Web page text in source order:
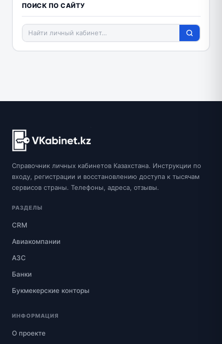
ПОИСК ПО САЙТУ
Справочник личных кабинетов Казахстана. Инструкции по
входу, регистрации и восстановлению доступа к тысячам
сервисов страны. Телефоны, адреса, отзывы.
РАЗДЕЛЫ
CRM
Авиакомпании
АЗС
Банки
Букмекерские конторы
ИНФОРМАЦИЯ
О проекте